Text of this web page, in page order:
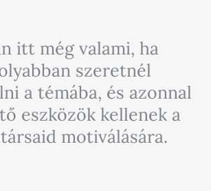
itt még valami, ha
szeretnél
a témába, és azonnal
eszközök kellenek a
motiválására.